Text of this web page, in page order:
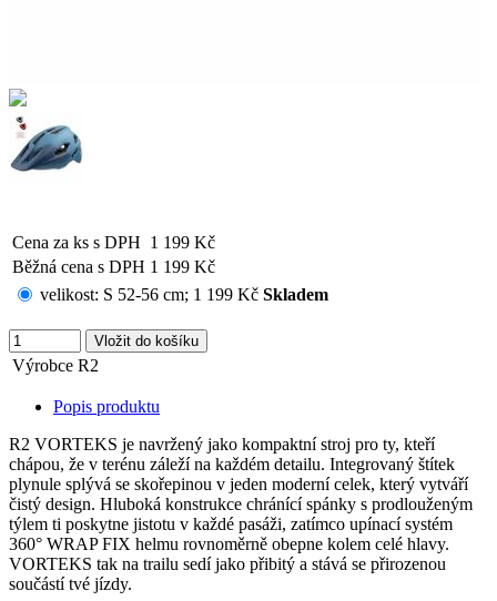
Cena za ks s DPH 1 199 Kč
Běžná cena s DPH 1 199 Kč
velikost: S 52-56 cm; 1 199 Kč Skladem
Výrobce R2
Popis produktu
R2 VORTEKS je navržený jako kompaktní stroj pro ty, kteří
chápou, že v terénu záleží na každém detailu. Integrovaný štítek
plynule splývá se skořepinou v jeden moderní celek, který vytváří
čistý design. Hluboká konstrukce chránící spánky s prodlouženým
týlem ti poskytne jistotu v každé pasáži, zatímco upínací systém
360° WRAP FIX helmu rovnoměrně obepne kolem celé hlavy.
VORTEKS tak na trailu sedí jako přibitý a stává se přirozenou
součástí tvé jízdy.